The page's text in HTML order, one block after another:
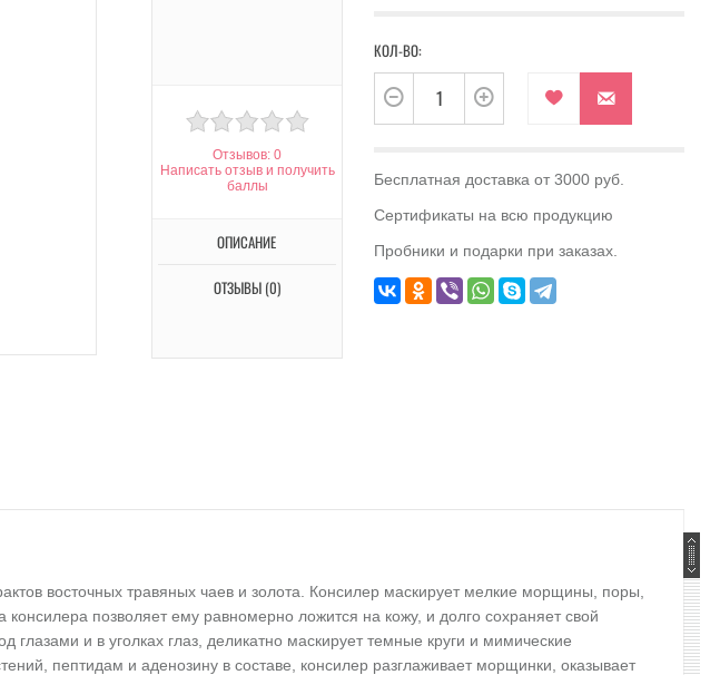
Отзывов: 0
Написать отзыв и получить
баллы
ОПИСАНИЕ
ОТЗЫВЫ (0)
КОЛ-ВО:
Бесплатная доставка от 3000 руб.
Сертификаты на всю продукцию
Пробники и подарки при заказах.
восточных травяных чаев и золота.
Консилер маскирует мелкие морщины, поры,
консилера позволяет ему равномерно ложится на кожу, и долго сохраняет свой
и в уголках глаз, деликатно маскирует темные круги и мимические
пептидам и аденозину в составе, консилер разглаживает морщинки, оказывает